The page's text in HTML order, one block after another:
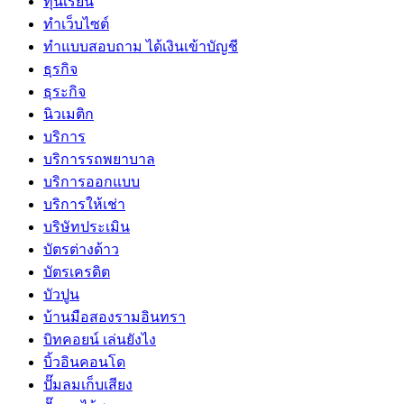
ทําเว็บไซต์
ทําแบบสอบถาม ได้เงินเข้าบัญชี
ธุรกิจ
ธุระกิจ
นิวเมติก
บริการ
บริการรถพยาบาล
บริการออกแบบ
บริการให้เช่า
บริษัทประเมิน
บัตรต่างด้าว
บัตรเครดิต
บัวปูน
บ้านมือสองรามอินทรา
บิทคอยน์ เล่นยังไง
บิ้วอินคอนโด
ปั๊มลมเก็บเสียง